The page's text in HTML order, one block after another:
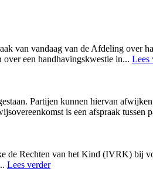
van vandaag van de Afdeling over
een handhavingskwestie in... Lees
Partijen kunnen hiervan
is een afspraak tussen
de Rechten van het Kind (IVRK) bij
Lees verder